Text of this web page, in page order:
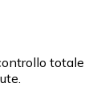
totale